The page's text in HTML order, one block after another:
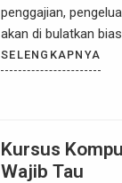
penggajian,
akan di bulatkan
kalian yang sering
mengetahui rumus
SELENGKAPNYA
Kursus
Wajib Tau